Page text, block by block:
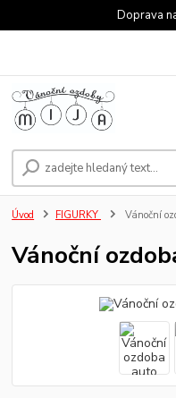
Doprava
Úvod FIGURKY Vánoční
Vánoční